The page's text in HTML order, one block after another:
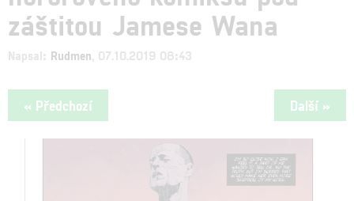
záštitou Jamese Wana
Napsal: Rudmen , 07.10.2019 08:43
« Předchozí Další »